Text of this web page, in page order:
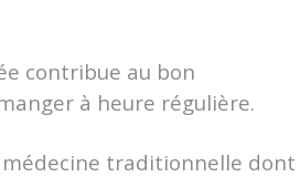
contribue au bon
à heure régulière.
traditionnelle dont